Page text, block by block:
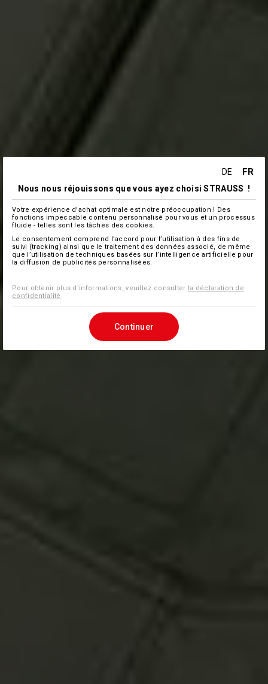
DE FR
Nous nous réjouissons que vous ayez choisi STRAUSS !
Votre expérience d'achat optimale est notre préoccupation ! Des
fonctions impeccable contenu personnalisé pour vous et un processus
fluide - telles sont les tâches des cookies.
Le consentement comprend l’accord pour l’utilisation à des fins de
suivi (tracking) ainsi que le traitement des données associé, de même
que l’utilisation de techniques basées sur l’intelligence artificielle pour
la diffusion de publicités personnalisées.
Pour obtenir plus d'informations, veuillez consulter la déclaration de
confidentialité
Continuer